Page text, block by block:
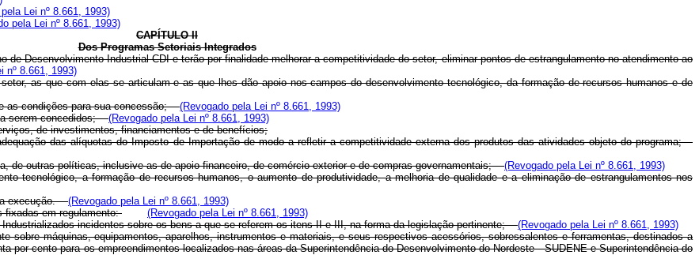
Lei nº 8.661, 1993)
pela Lei nº 8.661, 1993)
CAPÍTULO II
Dos Programas Setoriais Integrados
de Desenvolvimento Industrial-CDI e terão por finalidade melhorar a competitividade do setor, eliminar pontos de estrangulamento no atendimento ao
nº 8.661, 1993)
as que com elas se articulam e as que lhes dão apoio nos campos do desenvolvimento tecnológico, da formação de recursos humanos e de
as condições para sua concessão;(Revogado pela Lei nº 8.661, 1993)
a serem concedidos;(Revogado pela Lei nº 8.661, 1993)
de investimentos, financiamentos e de benefícios;
das alíquotas do Imposto de Importação de modo a refletir a competitividade externa dos produtos das atividades objeto do programa;
de outras políticas, inclusive as de apoio financeiro, de comércio exterior e de compras governamentais;(Revogado pela Lei nº 8.661, 1993)
tecnológico, a formação de recursos humanos, o aumento de produtividade, a melhoria de qualidade e a eliminação de estrangulamentos nos
execução.(Revogado pela Lei nº 8.661, 1993)
fixadas em regulamento:
(Revogado pela Lei nº 8.661, 1993)
incidentes sobre os bens a que se referem os itens II e III, na forma da legislação pertinente;(Revogado pela Lei nº 8.661, 1993)
sobre máquinas, equipamentos, aparelhos, instrumentos e materiais, e seus respectivos acessórios, sobressalentes e ferramentas, destinados a
por cento para os empreendimentos localizados nas áreas da Superintendência do Desenvolvimento do Nordeste - SUDENE e Superintendência do